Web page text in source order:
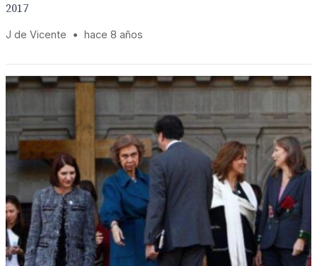
2017
J de Vicente • hace 8 años